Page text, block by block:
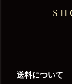
送料について